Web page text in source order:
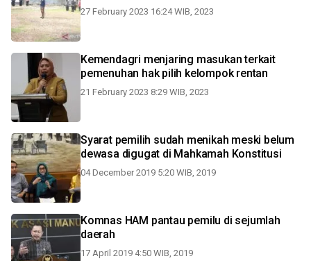
27 February 2023 16:24 WIB, 2023
Kemendagri menjaring masukan terkait
pemenuhan hak pilih kelompok rentan
21 February 2023 8:29 WIB, 2023
Syarat pemilih sudah menikah meski belum
dewasa digugat di Mahkamah Konstitusi
04 December 2019 5:20 WIB, 2019
Komnas HAM pantau pemilu di sejumlah
daerah
17 April 2019 4:50 WIB, 2019